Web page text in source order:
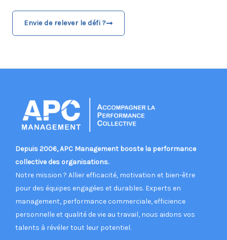
Envie de relever le défi ?
Depuis 2006, APC Management booste la performance
collective des organisations.
Notre mission ? Allier efficacité, motivation et bien-être
pour des équipes engagées et durables. Experts en
management, performance commerciale, efficience
personnelle et qualité de vie au travail, nous aidons vos
talents à révéler tout leur potentiel.